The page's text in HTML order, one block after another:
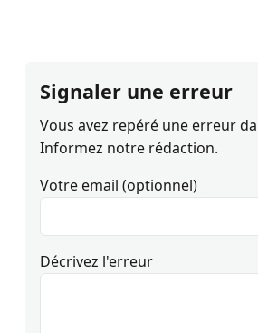
Signaler une erreur
Vous avez repéré une erreur
Informez notre rédaction.
Votre email (optionnel)
Décrivez l'erreur